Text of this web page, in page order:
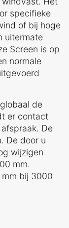
specifieke
of bij hoge
uitermate
Screen is op
normale
de
er contact
De
De door u
wijzigen
mm.
mm bij 3000